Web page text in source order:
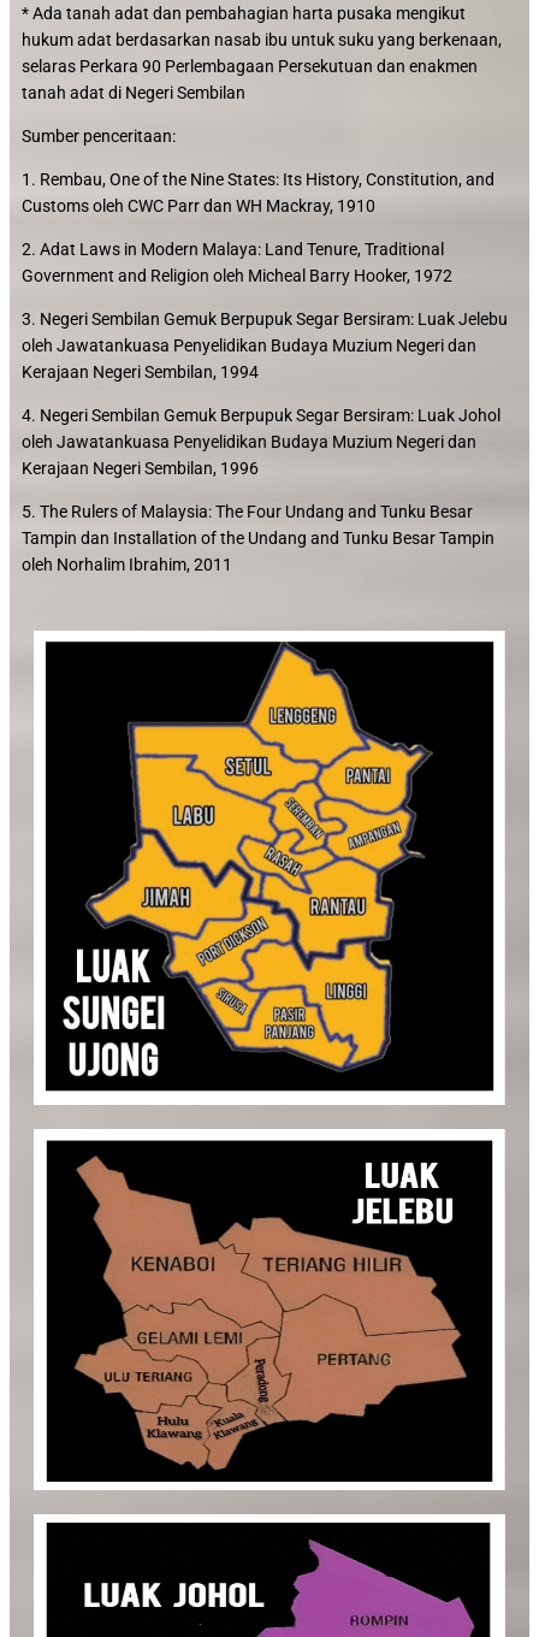
* Ada tanah adat dan pembahagian harta pusaka mengikut
hukum adat berdasarkan nasab ibu untuk suku yang berkenaan,
selaras Perkara 90 Perlembagaan Persekutuan dan enakmen
tanah adat di Negeri Sembilan
Sumber penceritaan:
1. Rembau, One of the Nine States: Its History, Constitution, and
Customs oleh CWC Parr dan WH Mackray, 1910
2. Adat Laws in Modern Malaya: Land Tenure, Traditional
Government and Religion oleh Micheal Barry Hooker, 1972
3. Negeri Sembilan Gemuk Berpupuk Segar Bersiram: Luak Jelebu
oleh Jawatankuasa Penyelidikan Budaya Muzium Negeri dan
Kerajaan Negeri Sembilan, 1994
4. Negeri Sembilan Gemuk Berpupuk Segar Bersiram: Luak Johol
oleh Jawatankuasa Penyelidikan Budaya Muzium Negeri dan
Kerajaan Negeri Sembilan, 1996
5. The Rulers of Malaysia: The Four Undang and Tunku Besar
Tampin dan Installation of the Undang and Tunku Besar Tampin
oleh Norhalim Ibrahim, 2011